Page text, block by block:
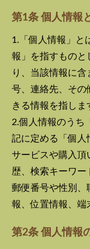
第1条 個人情報
1.「個人情報」と
報」を指すものと
り、当該情報に
号、連絡先、その
きる情報を指しま
2.個人情報のうち
記に定める「個人
サービスや購入頂
歴、検索キーワー
郵便番号や性別、
報、位置情報、端
第2条 個人情報